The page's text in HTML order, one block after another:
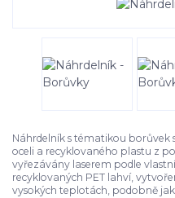
Náhrdelník s tématikou borůvek
oceli a recyklovaného plastu z
vyřezávány laserem podle
recyklovaných PET lahví,
vysokých teplotách, podobně